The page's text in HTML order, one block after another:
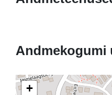
Andmekogumi
+